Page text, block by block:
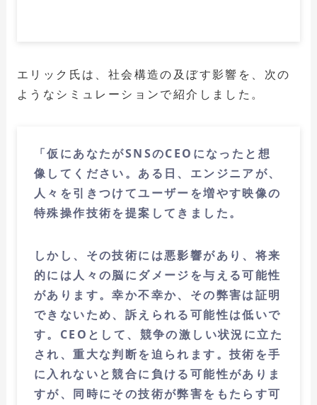
エリック氏は、社会構造の及ぼす影響を、次の
ようなシミュレーションで紹介しました。
「仮にあなたがSNSのCEOになったと想
像してください。ある日、エンジニアが、
人々を引きつけてユーザーを増やす映像の
特殊操作技術を提案してきました。
しかし、その技術には悪影響があり、将来
的には人々の脳にダメージを与える可能性
があります。幸か不幸か、その弊害は証明
できないため、訴えられる可能性は低いで
す。CEOとして、競争の激しい状況に立た
され、重大な判断を迫られます。技術を手
に入れないと競合に負ける可能性がありま
すが、同時にその技術が弊害をもたらす可